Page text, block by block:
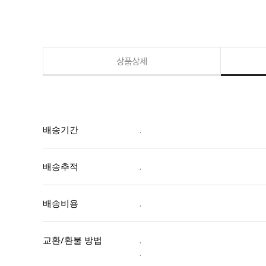
상품상세
배송기간 .
배송추적 .
배송비용 .
교환/환불 방법
.
.